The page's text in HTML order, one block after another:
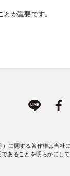
が重要です。
に関する著作権は当
あることを明らかに